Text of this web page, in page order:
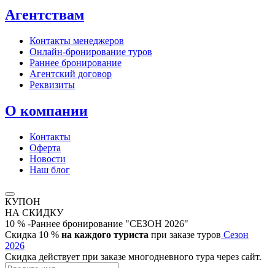
Агентствам
Контакты менеджеров
Онлайн‑бронирование туров
Раннее бронирование
Агентский договор
Реквизиты
О компании
Контакты
Оферта
Новости
Наш блог
КУПОН
НА СКИДКУ
10 % -Раннее бронирование "СЕЗОН 2026"
Скидка 10 % на каждого туриста при заказе туров Сезон
2026
Скидка действует при заказе многодневного тура через сайт.